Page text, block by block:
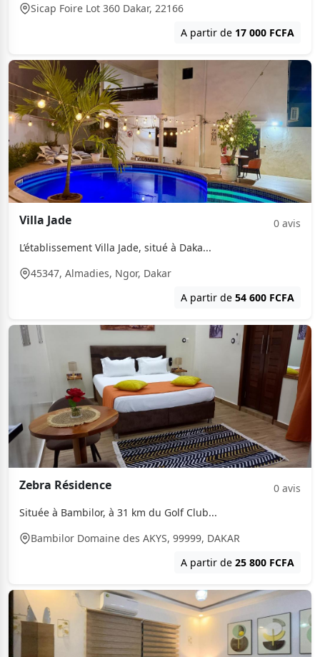
Sicap Foire Lot 360 Dakar, 22166
A partir de
17 000 FCFA
Villa Jade
0 avis
L’établissement Villa Jade, situé à Daka...
45347, Almadies, Ngor, Dakar
A partir de
54 600 FCFA
Zebra Résidence
0 avis
Située à Bambilor, à 31 km du Golf Club...
Bambilor Domaine des AKYS, 99999, DAKAR
A partir de
25 800 FCFA